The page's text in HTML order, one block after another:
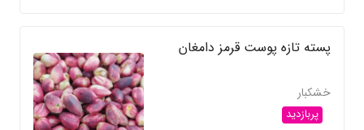
پسته تازه پوست قرمز دامغان
خشکبار
پربازدید